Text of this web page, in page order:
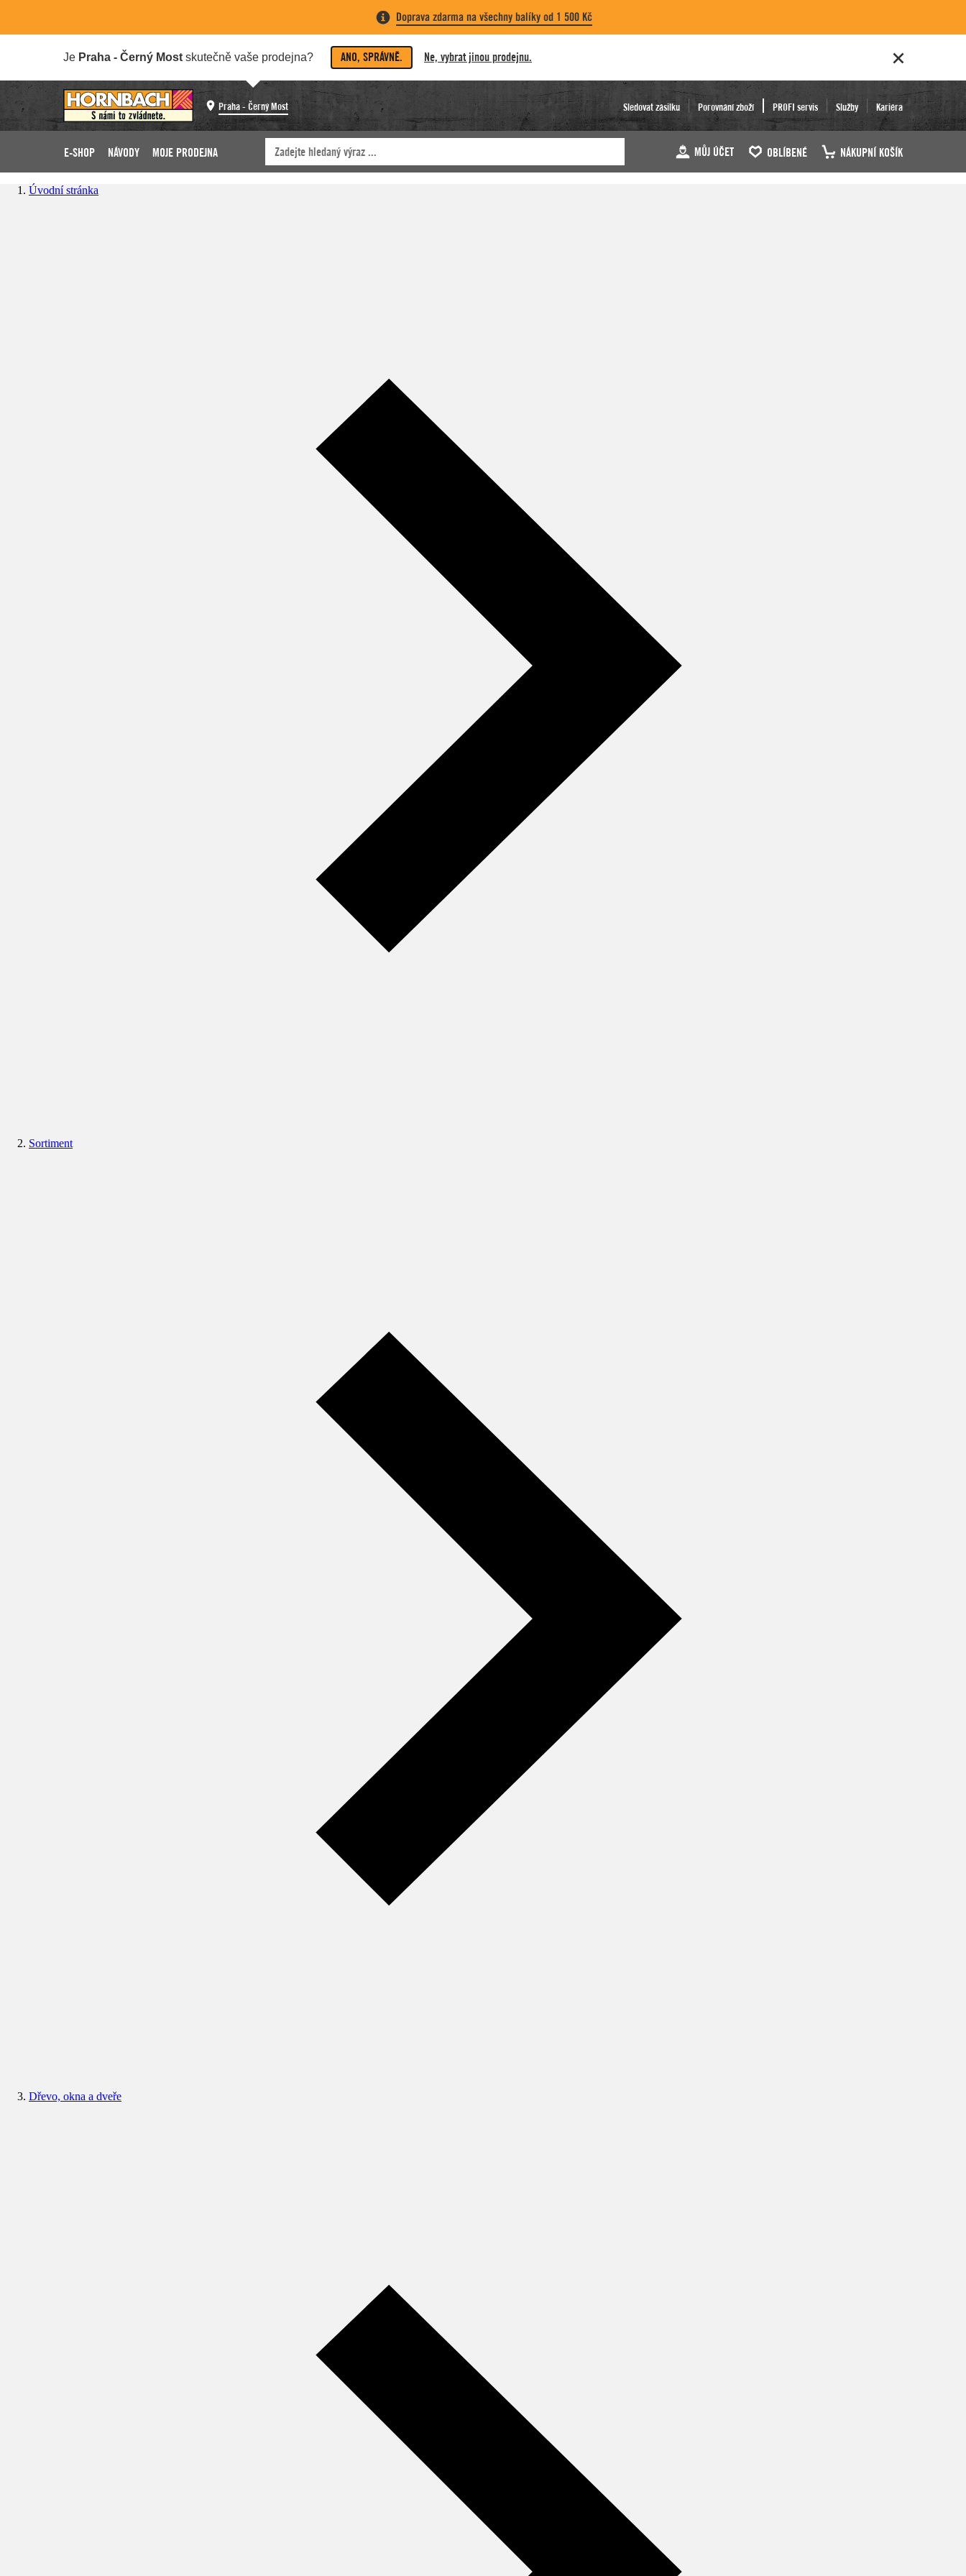
Doprava zdarma na všechny balíky od 1 500 Kč
Je Praha - Černý Most skutečně vaše prodejna? ANO, SPRÁVNĚ. Ne, vybrat jinou prodejnu.
Praha - Černý Most Sledovat zásilku Porovnání zboží PROFI servis Služby Kariéra
E-SHOP NÁVODY MOJE PRODEJNA MŮJ ÚČET OBLÍBENÉ NÁKUPNÍ KOŠÍK
Úvodní stránka
Sortiment
Dřevo, okna a dveře